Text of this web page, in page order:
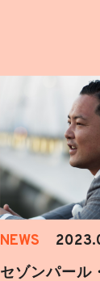
NEWS
セゾンパール